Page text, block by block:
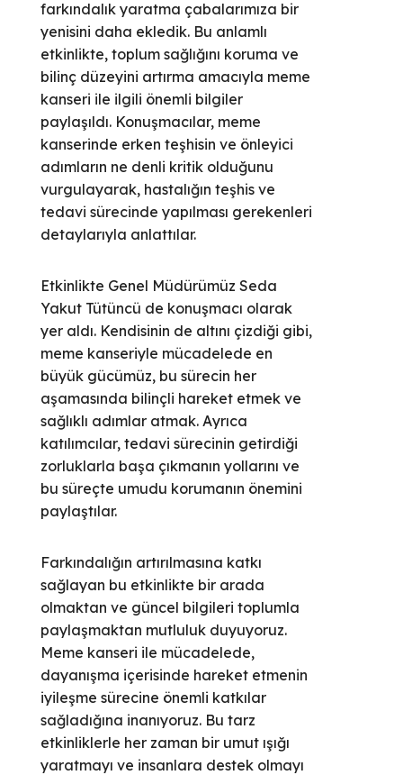
farkındalık yaratma çabalarımıza bir
yenisini daha ekledik. Bu anlamlı
etkinlikte, toplum sağlığını koruma ve
bilinç düzeyini artırma amacıyla meme
kanseri ile ilgili önemli bilgiler
paylaşıldı. Konuşmacılar, meme
kanserinde erken teşhisin ve önleyici
adımların ne denli kritik olduğunu
vurgulayarak, hastalığın teşhis ve
tedavi sürecinde yapılması gerekenleri
detaylarıyla anlattılar.
Etkinlikte Genel Müdürümüz Seda
Yakut Tütüncü de konuşmacı olarak
yer aldı. Kendisinin de altını çizdiği gibi,
meme kanseriyle mücadelede en
büyük gücümüz, bu sürecin her
aşamasında bilinçli hareket etmek ve
sağlıklı adımlar atmak. Ayrıca
katılımcılar, tedavi sürecinin getirdiği
zorluklarla başa çıkmanın yollarını ve
bu süreçte umudu korumanın önemini
paylaştılar.
Farkındalığın artırılmasına katkı
sağlayan bu etkinlikte bir arada
olmaktan ve güncel bilgileri toplumla
paylaşmaktan mutluluk duyuyoruz.
Meme kanseri ile mücadelede,
dayanışma içerisinde hareket etmenin
iyileşme sürecine önemli katkılar
sağladığına inanıyoruz. Bu tarz
etkinliklerle her zaman bir umut ışığı
yaratmayı ve insanlara destek olmayı